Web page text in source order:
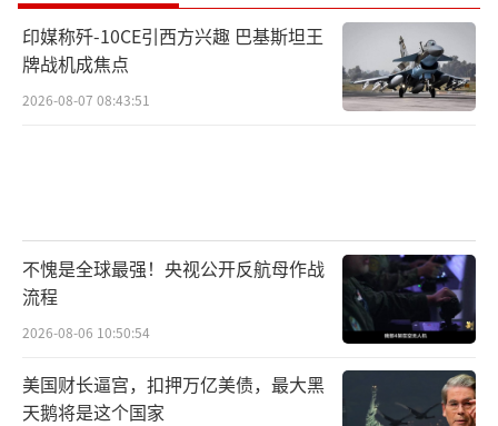
印媒称歼-10CE引西方兴趣 巴基斯坦王
牌战机成焦点
2026-08-07 08:43:51
不愧是全球最强！央视公开反航母作战
流程
2026-08-06 10:50:54
美国财长逼宫，扣押万亿美债，最大黑
天鹅将是这个国家